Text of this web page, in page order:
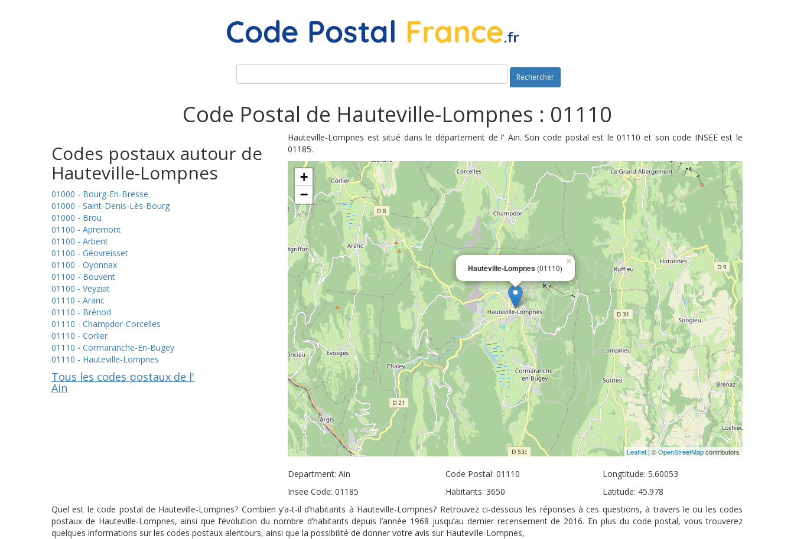
Rechercher
Code Postal de Hauteville-Lompnes : 01110
Codes postaux autour de
Hauteville-Lompnes
01000 - Bourg-En-Bresse
01000 - Saint-Denis-Lès-Bourg
01000 - Brou
01100 - Apremont
01100 - Arbent
01100 - Géovreisset
01100 - Oyonnax
01100 - Bouvent
01100 - Veyziat
01110 - Aranc
01110 - Brénod
01110 - Champdor-Corcelles
01110 - Corlier
01110 - Cormaranche-En-Bugey
01110 - Hauteville-Lompnes
Tous les codes postaux de l'
Ain
Hauteville-Lompnes est situé dans le département de l' Ain. Son code postal est le 01110 et son code INSEE est le
01185.
Hauteville-Lompnes (01110)
×
+
−
Leaflet| ©OpenStreetMapcontributors
Department: Ain
Insee Code: 01185
Code Postal: 01110
Habitants: 3650
Longtitude: 5.60053
Latitude: 45.978
Quel est le code postal de Hauteville-Lompnes? Combien y’a-t-il d’habitants à Hauteville-Lompnes? Retrouvez ci-dessous les réponses à ces questions, à travers le ou les codes
postaux de Hauteville-Lompnes, ainsi que l’évolution du nombre d’habitants depuis l’année 1968 jusqu’au dernier recensement de 2016. En plus du code postal, vous trouverez
quelques informations sur les codes postaux alentours, ainsi que la possibilité de donner votre avis sur Hauteville-Lompnes,